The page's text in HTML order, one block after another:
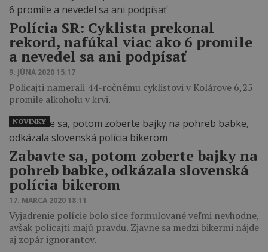
Polícia SR: Cyklista prekonal
rekord, nafúkal viac ako 6 promile
a nevedel sa ani podpísať
9. JÚNA 2020 15:17
Policajti namerali 44-ročnému cyklistovi v Kolárove 6,25
promile alkoholu v krvi.
Zabavte sa, potom zoberte bajky na
pohreb babke, odkázala slovenská
polícia bikerom
17. MARCA 2020 18:11
Vyjadrenie polície bolo síce formulované veľmi nevhodne,
avšak policajti majú pravdu. Zjavne sa medzi bikermi nájde
aj zopár ignorantov.
NOVINKY